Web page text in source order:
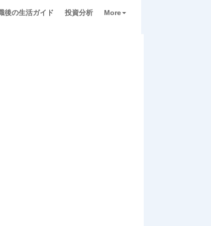
後の生活ガイド 投資分析 More